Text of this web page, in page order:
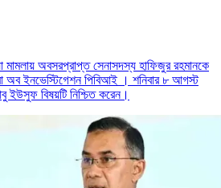
মামলায় অবসরপ্রাপ্ত সেনাসদস্য হাফিজুর রহমানকে
অব ইনভেস্টিগেশন পিবিআই । শনিবার ৮ আগস্ট
বিষয়টি নিশ্চিত করেন।